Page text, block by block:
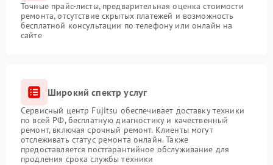
Точные прайс-листы, предварительная оценка стоимости
ремонта, отсутствие скрытых платежей и возможность
бесплатной консультации по телефону или онлайн на
сайте
Широкий спектр услуг
Сервисный центр Fujitsu обеспечивает доставку техники
по всей РФ, бесплатную диагностику и качественный
ремонт, включая срочный ремонт. Клиенты могут
отслеживать статус ремонта онлайн. Также
предоставляется постгарантийное обслуживание для
продления срока службы техники